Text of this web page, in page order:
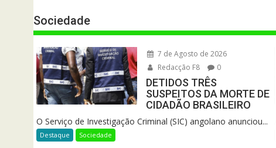
Sociedade
7 de Agosto de 2026
Redacção F8
0
DETIDOS TRÊS
SUSPEITOS DA MORTE DE
CIDADÃO BRASILEIRO
O Serviço de Investigação Criminal (SIC) angolano anunciou...
Destaque Sociedade